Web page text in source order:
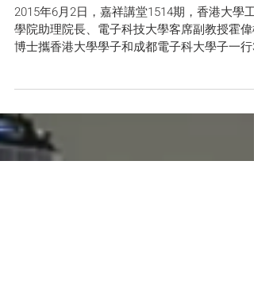
Jun 2, 2015
2015-2016
感受香港大學霍偉棟博士的互動教
學院助理院長、電子科技大學客席副教授霍偉
博士攜香港大學學子和成都電子科大學子一行
多人來到我校，在國際樓5樓為我校高二自願聽